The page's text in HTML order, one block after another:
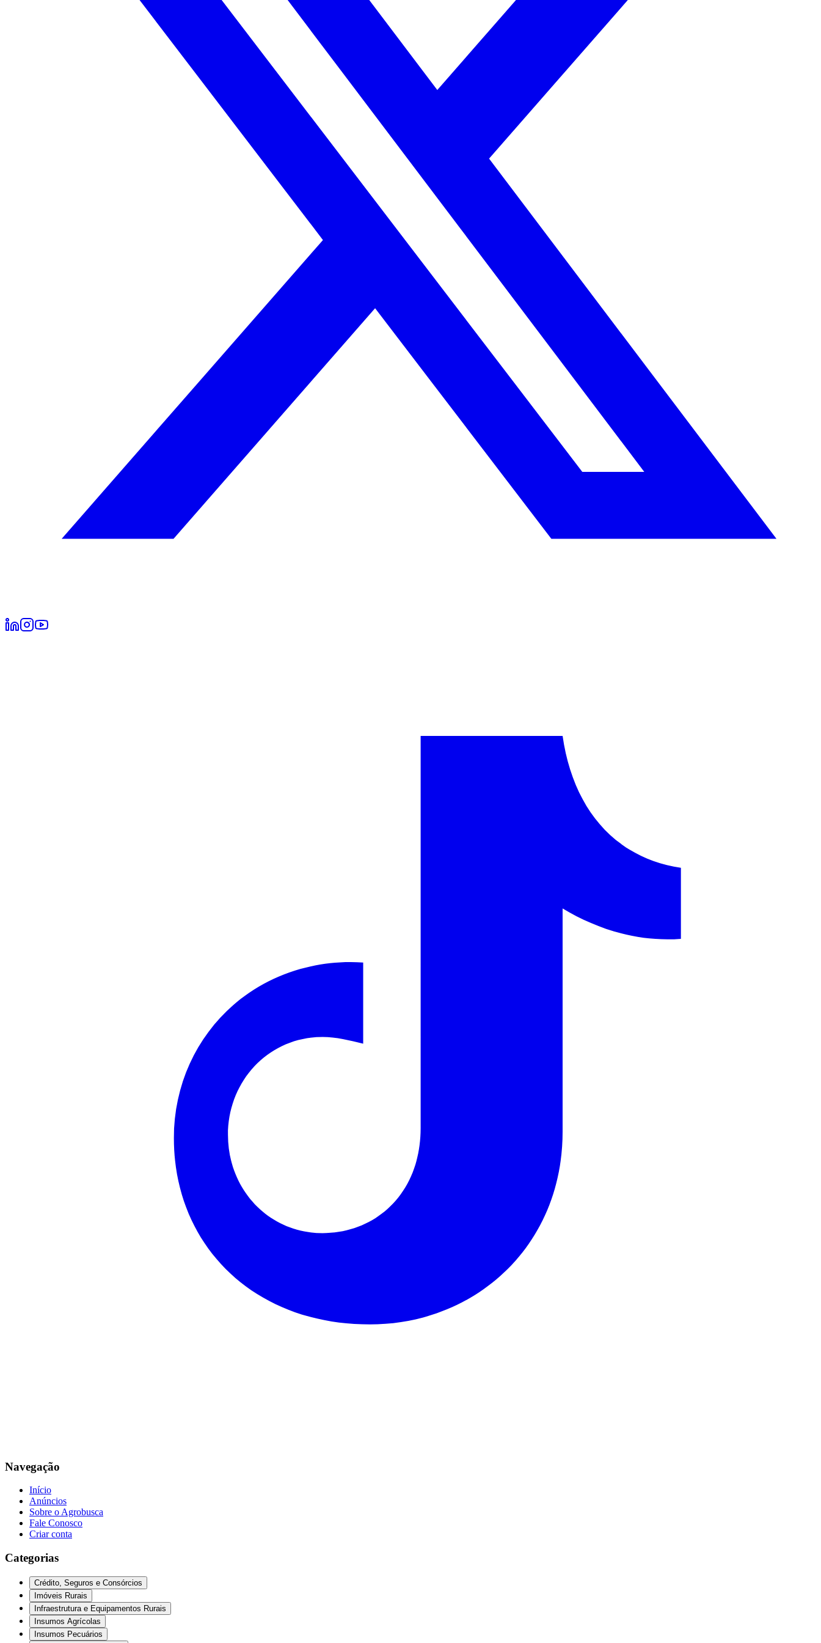
Navegação
Início
Anúncios
Sobre o Agrobusca
Fale Conosco
Criar conta
Categorias
Crédito, Seguros e Consórcios
Imóveis Rurais
Infraestrutura e Equipamentos Rurais
Insumos Agrícolas
Insumos Pecuários